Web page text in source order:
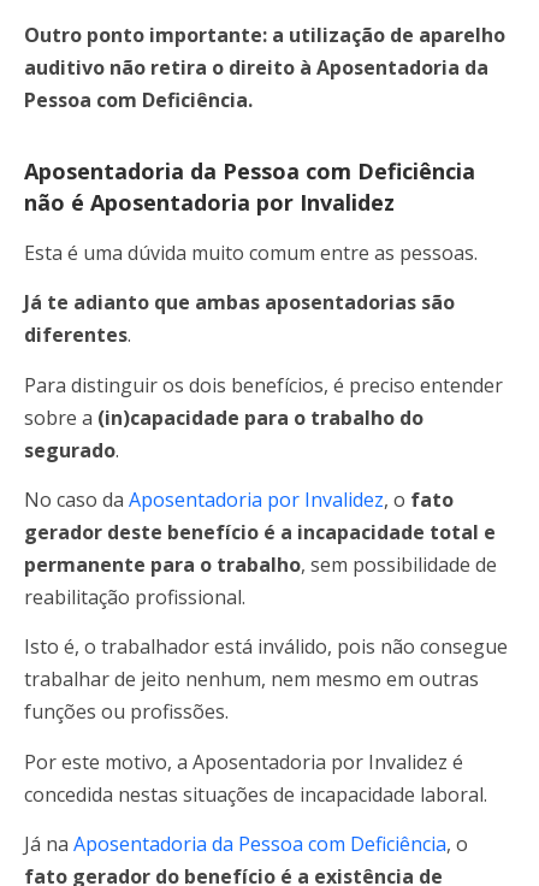
Outro ponto importante: a utilização de aparelho
auditivo não retira o direito à Aposentadoria da
Pessoa com Deficiência.
Aposentadoria da Pessoa com Deficiência
não é Aposentadoria por Invalidez
Esta é uma dúvida muito comum entre as pessoas.
Já te adianto que ambas aposentadorias são
diferentes.
Para distinguir os dois benefícios, é preciso entender
sobre a (in)capacidade para o trabalho do
segurado.
No caso da Aposentadoria por Invalidez, o fato
gerador deste benefício é a incapacidade total e
permanente para o trabalho, sem possibilidade de
reabilitação profissional.
Isto é, o trabalhador está inválido, pois não consegue
trabalhar de jeito nenhum, nem mesmo em outras
funções ou profissões.
Por este motivo, a Aposentadoria por Invalidez é
concedida nestas situações de incapacidade laboral.
Já na Aposentadoria da Pessoa com Deficiência, o
fato gerador do benefício é a existência de